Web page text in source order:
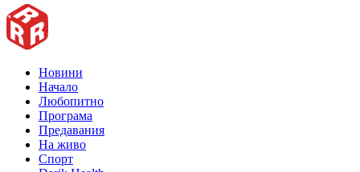
Новини
Начало
Любопитно
Програма
Предавания
На живо
Спорт